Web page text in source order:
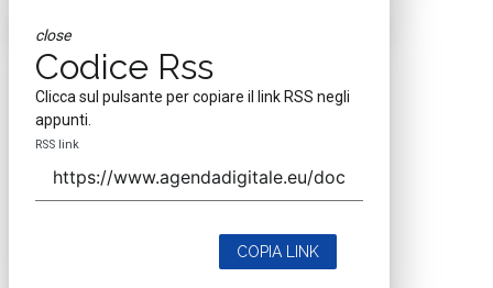
close
Codice Rss
Clicca sul pulsante per copiare il link RSS negli
appunti.
RSS link
COPIA LINK